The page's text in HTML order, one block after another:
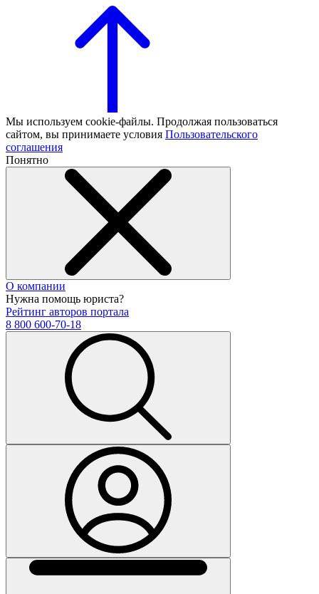
Мы используем cookie-файлы. Продолжая пользоваться
сайтом, вы принимаете условия Пользовательского
соглашения
Понятно
О компании
Нужна помощь юриста?
Рейтинг авторов портала
8 800 600-70-18